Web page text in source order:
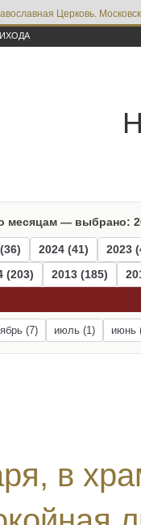
Церковь.
месяцам — выбрано:
2024 (41) 2023
(203) 2013 (185)
(7) июль (1) июнь
в